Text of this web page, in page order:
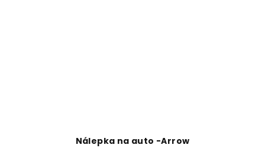
Nálepka na auto -Arrow